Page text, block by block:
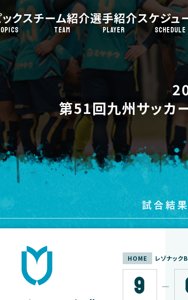
クスチーム紹介
TEAM
選手紹介
PLAYER
スケジュ
SCHEDULE
第51回九州サッカ
試合結
HOME レゾナック
9 ―